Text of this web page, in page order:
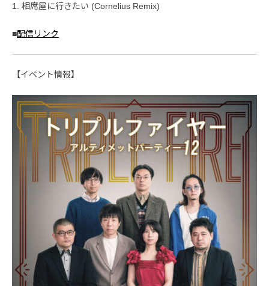
1. 相席屋に行きたい (Cornelius Remix)
■配信リンク
【イベント情報】